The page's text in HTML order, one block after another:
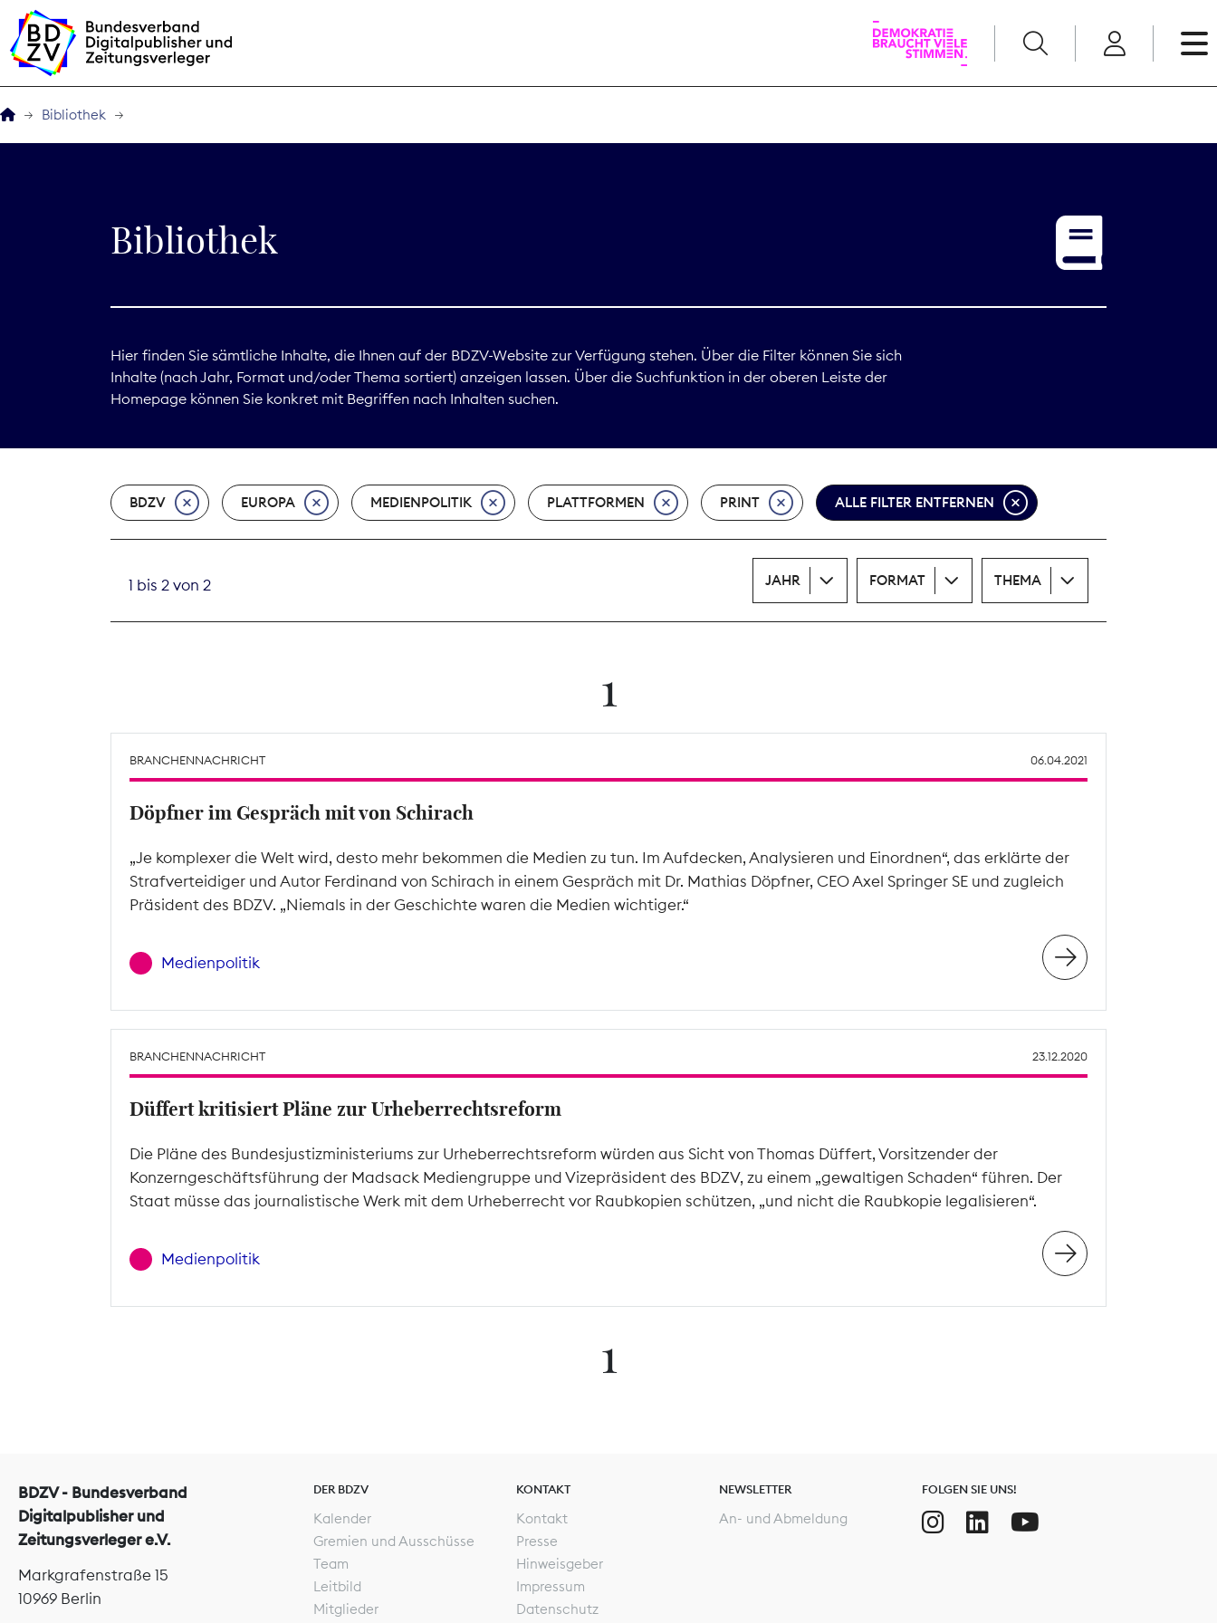
BDZVplus GmbH
Service
Print
Bibliothek
Bibliothek
Hier finden Sie sämtliche Inhalte, die Ihnen auf der BDZV-Website zur Verfügung stehen. Über die Filter können Sie sich
Inhalte (nach Jahr, Format und/oder Thema sortiert) anzeigen lassen. Über die Suchfunktion in der oberen Leiste der
Homepage können Sie konkret mit Begriffen nach Inhalten suchen.
BDZV EUROPA MEDIENPOLITIK PLATTFORMEN PRINT ALLE FILTER ENTFERNEN
1 bis 2 von 2 JAHR FORMAT THEMA
1
BRANCHENNACHRICHT 06.04.2021
Döpfner im Gespräch mit von Schirach
„Je komplexer die Welt wird, desto mehr bekommen die Medien zu tun. Im Aufdecken, Analysieren und Einordnen“, das erklärte der
Strafverteidiger und Autor Ferdinand von Schirach in einem Gespräch mit Dr. Mathias Döpfner, CEO Axel Springer SE und zugleich
Präsident des BDZV. „Niemals in der Geschichte waren die Medien wichtiger.“
Medienpolitik
BRANCHENNACHRICHT 23.12.2020
Düffert kritisiert Pläne zur Urheberrechtsreform
Die Pläne des Bundesjustizministeriums zur Urheberrechtsreform würden aus Sicht von Thomas Düffert, Vorsitzender der
Konzerngeschäftsführung der Madsack Mediengruppe und Vizepräsident des BDZV, zu einem „gewaltigen Schaden“ führen. Der
Staat müsse das journalistische Werk mit dem Urheberrecht vor Raubkopien schützen, „und nicht die Raubkopie legalisieren“.
Medienpolitik
1
BDZV - Bundesverband
Digitalpublisher und
Zeitungsverleger e.V.
Markgrafenstraße 15
10969 Berlin
DER BDZV
Kalender
Gremien und Ausschüsse
Team
Leitbild
Mitglieder
KONTAKT
Kontakt
Presse
Hinweisgeber
Impressum
Datenschutz
NEWSLETTER
An- und Abmeldung
FOLGEN SIE UNS!